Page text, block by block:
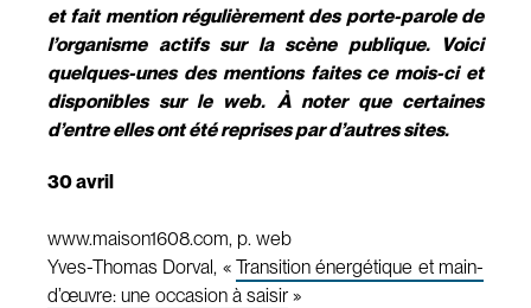
et fait mention régulièrement des porte-parole de
l’organisme actifs sur la scène publique. Voici
quelques-unes des mentions faites ce mois-ci et
disponibles sur le web. À noter que certaines
d’entre elles ont été reprises par d’autres sites.
30 avril
www.maison1608.com, p. web
Yves-Thomas Dorval, « Transition énergétique et main-
d’œuvre: une occasion à saisir »